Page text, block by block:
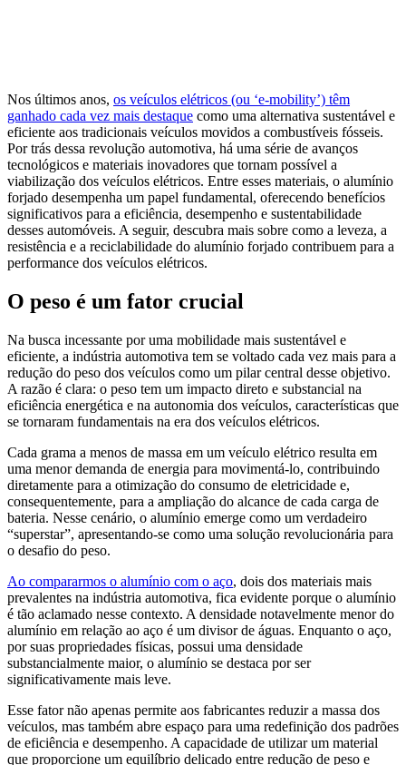
Nos últimos anos, os veículos elétricos (ou ‘e-mobility’) têm
ganhado cada vez mais destaque como uma alternativa sustentável e
eficiente aos tradicionais veículos movidos a combustíveis fósseis.
Por trás dessa revolução automotiva, há uma série de avanços
tecnológicos e materiais inovadores que tornam possível a
viabilização dos veículos elétricos. Entre esses materiais, o alumínio
forjado desempenha um papel fundamental, oferecendo benefícios
significativos para a eficiência, desempenho e sustentabilidade
desses automóveis. A seguir, descubra mais sobre como a leveza, a
resistência e a reciclabilidade do alumínio forjado contribuem para a
performance dos veículos elétricos.
O peso é um fator crucial
Na busca incessante por uma mobilidade mais sustentável e
eficiente, a indústria automotiva tem se voltado cada vez mais para a
redução do peso dos veículos como um pilar central desse objetivo.
A razão é clara: o peso tem um impacto direto e substancial na
eficiência energética e na autonomia dos veículos, características que
se tornaram fundamentais na era dos veículos elétricos.
Cada grama a menos de massa em um veículo elétrico resulta em
uma menor demanda de energia para movimentá-lo, contribuindo
diretamente para a otimização do consumo de eletricidade e,
consequentemente, para a ampliação do alcance de cada carga de
bateria. Nesse cenário, o alumínio emerge como um verdadeiro
“superstar”, apresentando-se como uma solução revolucionária para
o desafio do peso.
Ao compararmos o alumínio com o aço, dois dos materiais mais
prevalentes na indústria automotiva, fica evidente porque o alumínio
é tão aclamado nesse contexto. A densidade notavelmente menor do
alumínio em relação ao aço é um divisor de águas. Enquanto o aço,
por suas propriedades físicas, possui uma densidade
substancialmente maior, o alumínio se destaca por ser
significativamente mais leve.
Esse fator não apenas permite aos fabricantes reduzir a massa dos
veículos, mas também abre espaço para uma redefinição dos padrões
de eficiência e desempenho. A capacidade de utilizar um material
que proporcione um equilíbrio delicado entre redução de peso e